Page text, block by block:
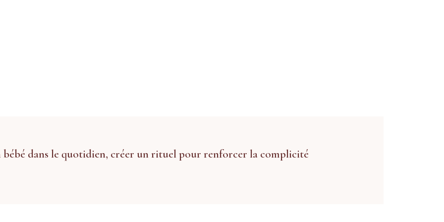
bébé dans le quotidien, créer un rituel pour renforcer la complicité